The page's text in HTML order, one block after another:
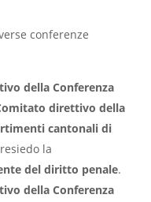
conferenze
della Conferenza
direttivo della
cantonali di
la
del diritto penale.
della Conferenza